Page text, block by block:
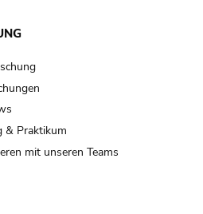
& Praktikum
mit unseren Teams